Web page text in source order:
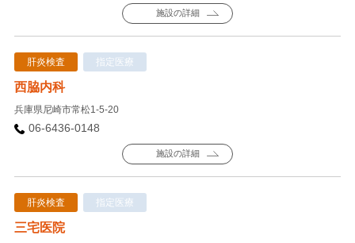
施設の詳細
肝炎検査 指定医療
西脇内科
兵庫県尼崎市常松1-5-20
06-6436-0148
施設の詳細
肝炎検査 指定医療
三宅医院